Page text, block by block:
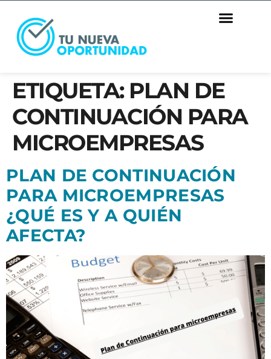
ETIQUETA: PLAN DE
CONTINUACIÓN PARA
MICROEMPRESAS
PLAN DE CONTINUACIÓN
PARA MICROEMPRESAS
¿QUÉ ES Y A QUIÉN
AFECTA?